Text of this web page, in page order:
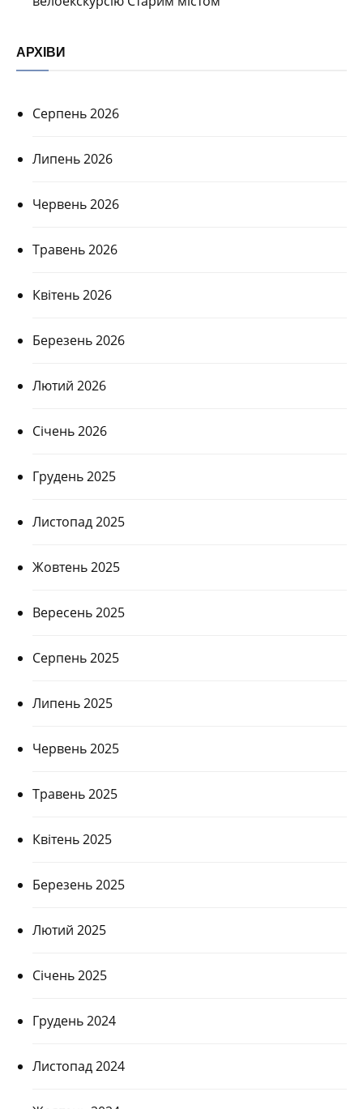
АРХІВИ
Серпень 2026
Липень 2026
Червень 2026
Травень 2026
Квітень 2026
Березень 2026
Лютий 2026
Січень 2026
Грудень 2025
Листопад 2025
Жовтень 2025
Вересень 2025
Серпень 2025
Липень 2025
Червень 2025
Травень 2025
Квітень 2025
Березень 2025
Лютий 2025
Січень 2025
Грудень 2024
Листопад 2024